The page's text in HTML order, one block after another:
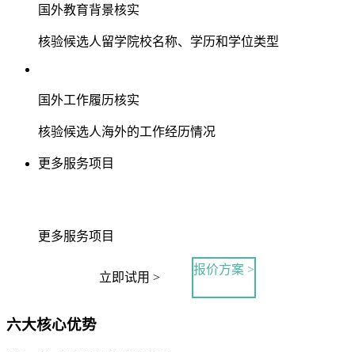
国外教育背景核实
核验候选人留学院校名称、学历和学位类型
国外工作履历核实
核验候选人海外的工作经历情况
更多服务项目
更多服务项目
立即试用 >
报价方案 >
六大核心优势